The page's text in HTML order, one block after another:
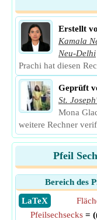
Erstellt
Kamala
Neu-Delhi
Prachi hat diesen
Geprüft
St.
Mona
weitere Rechner
Pfeil
Bereich des
​ LaTeX
Pfeilsechsecks =